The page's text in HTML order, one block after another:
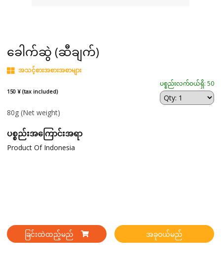
ခေါက်ဆွဲ (ဆီချက်)
အသင့်စားအစားအစာများ
150 ¥ (tax included)
ပစ္စည်းလက်ဝယ်ရှိ: 50
80g (Net weight)
ပစ္စည်းအကြောင်းအရာ
Product Of Indonesia
ခြင်းထဲထည့်မည် အခုဝယ်မည်